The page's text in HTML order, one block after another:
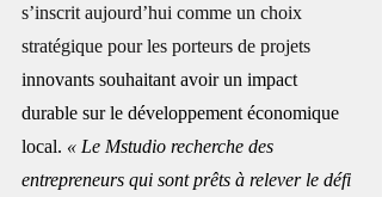
s’inscrit aujourd’hui comme un choix
stratégique pour les porteurs de projets
innovants souhaitant avoir un impact
durable sur le développement économique
local. « Le Mstudio recherche des
entrepreneurs qui sont prêts à relever le défi